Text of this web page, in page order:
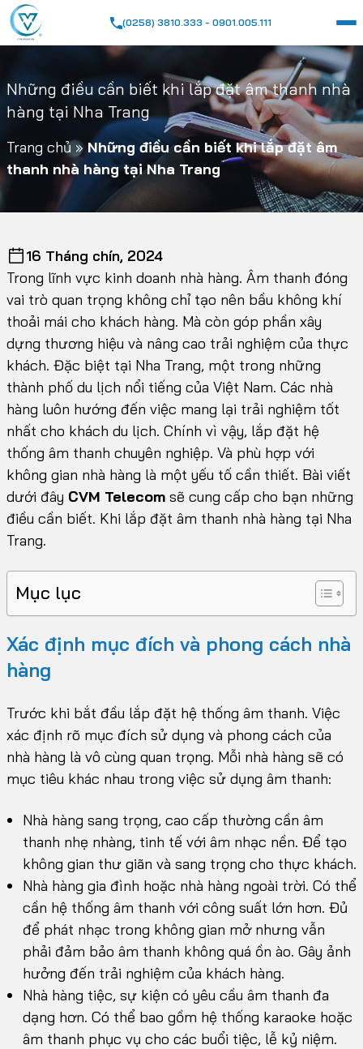
(0258) 3810.333 - 0901.005.111
Những điều cần biết khi lắp đặt âm thanh nhà
hàng tại Nha Trang
Trang chủ»Những điều cần biết khi lắp đặt âm
thanh nhà hàng tại Nha Trang
16 Tháng chín, 2024
Trong lĩnh vực kinh doanh nhà hàng. Âm thanh đóng
vai trò quan trọng không chỉ tạo nên bầu không khí
thoải mái cho khách hàng. Mà còn góp phần xây
dựng thương hiệu và nâng cao trải nghiệm của thực
khách. Đặc biệt tại Nha Trang, một trong những
thành phố du lịch nổi tiếng của Việt Nam. Các nhà
hàng luôn hướng đến việc mang lại trải nghiệm tốt
nhất cho khách du lịch. Chính vì vậy, lắp đặt hệ
thống âm thanh chuyên nghiệp. Và phù hợp với
không gian nhà hàng là một yếu tố cần thiết. Bài viết
dưới đây CVM Telecom sẽ cung cấp cho bạn những
điều cần biết. Khi lắp đặt âm thanh nhà hàng tại Nha
Trang.
Mục lục
Xác định mục đích và phong cách nhà
hàng
Trước khi bắt đầu lắp đặt hệ thống âm thanh. Việc
xác định rõ mục đích sử dụng và phong cách của
nhà hàng là vô cùng quan trọng. Mỗi nhà hàng sẽ có
mục tiêu khác nhau trong việc sử dụng âm thanh:
Nhà hàng sang trọng, cao cấp thường cần âm
thanh nhẹ nhàng, tinh tế với âm nhạc nền. Để tạo
không gian thư giãn và sang trọng cho thực khách.
Nhà hàng gia đình hoặc nhà hàng ngoài trời. Có thể
cần hệ thống âm thanh với công suất lớn hơn. Đủ
để phát nhạc trong không gian mở nhưng vẫn
phải đảm bảo âm thanh không quá ồn ào. Gây ảnh
hưởng đến trải nghiệm của khách hàng.
Nhà hàng tiệc, sự kiện có yêu cầu âm thanh đa
dạng hơn. Có thể bao gồm hệ thống karaoke hoặc
âm thanh phục vụ cho các buổi tiệc, lễ kỷ niệm.